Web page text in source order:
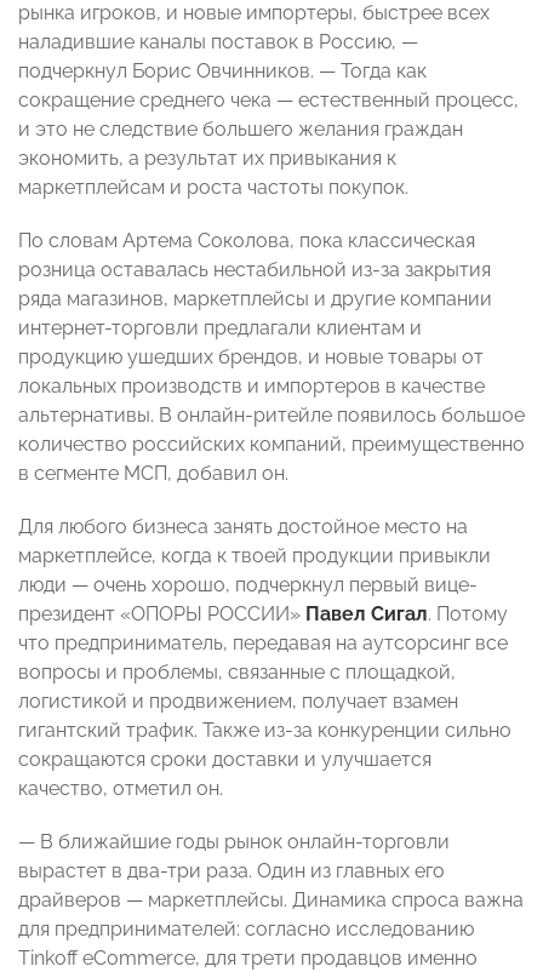
рынка игроков, и новые импортеры, быстрее всех
наладившие каналы поставок в Россию, —
подчеркнул Борис Овчинников. — Тогда как
сокращение среднего чека — естественный процесс,
и это не следствие большего желания граждан
экономить, а результат их привыкания к
маркетплейсам и роста частоты покупок.
По словам Артема Соколова, пока классическая
розница оставалась нестабильной из-за закрытия
ряда магазинов, маркетплейсы и другие компании
интернет-торговли предлагали клиентам и
продукцию ушедших брендов, и новые товары от
локальных производств и импортеров в качестве
альтернативы. В онлайн-ритейле появилось большое
количество российских компаний, преимущественно
в сегменте МСП, добавил он.
Для любого бизнеса занять достойное место на
маркетплейсе, когда к твоей продукции привыкли
люди — очень хорошо, подчеркнул первый вице-
президент «ОПОРЫ РОССИИ» Павел Сигал. Потому
что предприниматель, передавая на аутсорсинг все
вопросы и проблемы, связанные с площадкой,
логистикой и продвижением, получает взамен
гигантский трафик. Также из-за конкуренции сильно
сокращаются сроки доставки и улучшается
качество, отметил он.
— В ближайшие годы рынок онлайн-торговли
вырастет в два-три раза. Один из главных его
драйверов — маркетплейсы. Динамика спроса важна
для предпринимателей: согласно исследованию
Tinkoff eCommerce, для трети продавцов именно